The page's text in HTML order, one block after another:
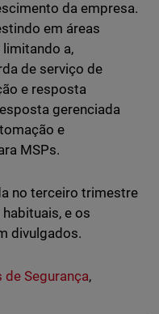
da empresa.
em áreas
a,
de serviço de
e resposta
gerenciada
e
MSPs.
no terceiro trimestre
e os
divulgados.
de Segurança,